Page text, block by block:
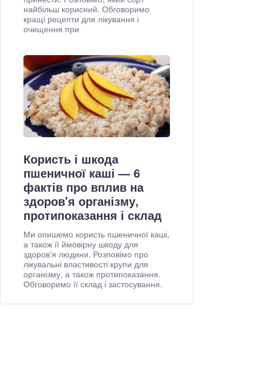
найбільш корисний. Обговоримо
кращі рецепти для лікування і
очищення при
Користь і шкода
пшеничної каші — 6
фактів про вплив на
здоров'я організму,
протипоказання і склад
Ми опишемо користь пшеничної каші,
а також її ймовірну шкоду для
здоров'я людини. Розповімо про
лікувальні властивості крупи для
організму, а також протипоказання.
Обговоримо її склад і застосування.